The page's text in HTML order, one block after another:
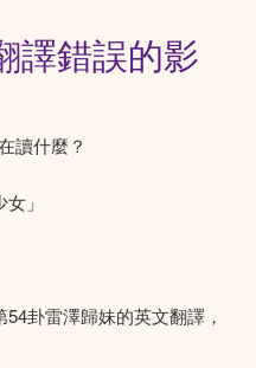
譯錯誤的影
讀什麼？
」
卦雷澤歸妹的英文翻譯，